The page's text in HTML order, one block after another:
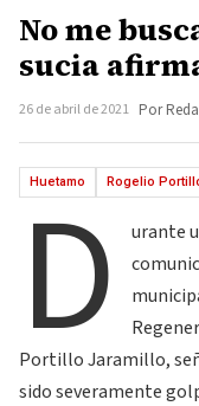
No me
sucia
26 de abril de 2021 Por
Huetamo Rogelio
D
urante
Portillo Jaramillo,
sido severamente